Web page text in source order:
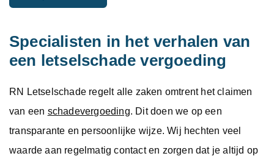
Specialisten in het verhalen van
een letselschade vergoeding
RN Letselschade regelt alle zaken omtrent het claimen
van een schadevergoeding. Dit doen we op een
transparante en persoonlijke wijze. Wij hechten veel
waarde aan regelmatig contact en zorgen dat je altijd op